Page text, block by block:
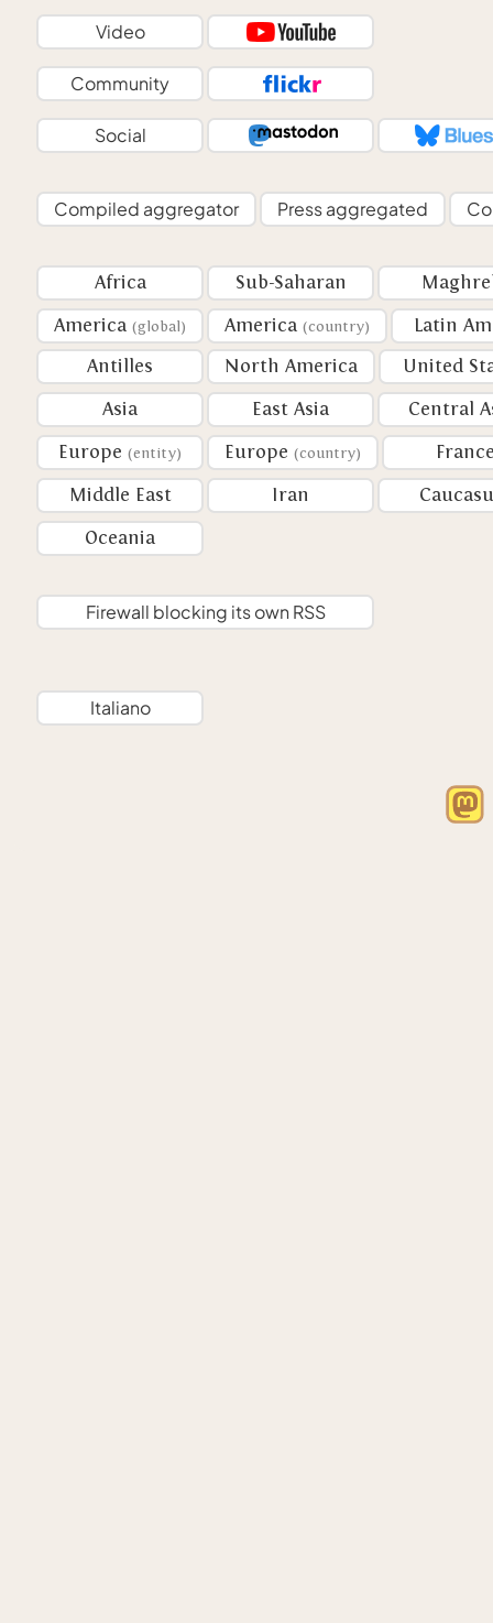
Video
Community
Social
Compiled aggregator Press aggregated
Africa Sub-Saharan
America (global) America (country)
Latin
Antilles
North America
United
Asia
East Asia
Central
Europe (entity) Europe (country)
Middle East
Iran
Oceania
Firewall blocking its own RSS
Italiano